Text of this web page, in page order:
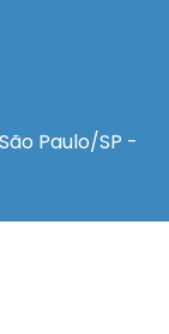
Paulo/SP -